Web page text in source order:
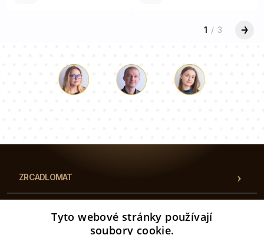
1 / 3
ZRCADLOMAT
Tyto webové stránky používají
soubory cookie.